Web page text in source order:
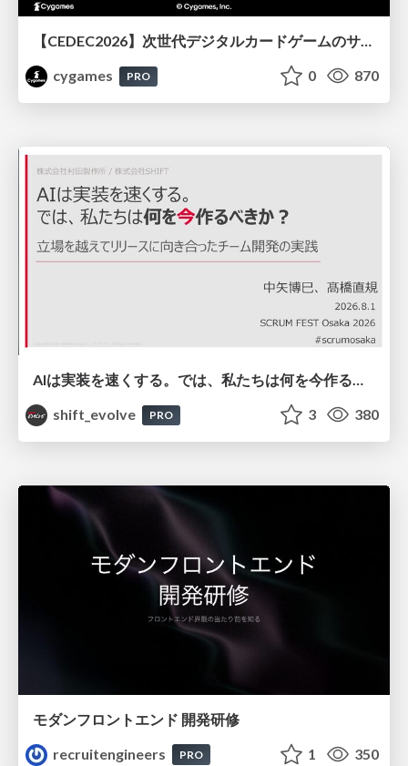
【CEDEC2026】次世代デジタルカードゲームのサーバー設計と運用 〜『Shadowverse: Worlds Beyond』の舞台裏～
cygames
PRO 0 870
AIは実装を速くする。では、私たちは何を今作るべきか？－立場を越えてリリースに向き合ったチーム開発の実践 / 20260801 Hiromi Nakaya and Naoki Takahashi
shift_evolve
PRO 3 380
モダンフロントエンド 開発研修
recruitengineers
PRO 1 350